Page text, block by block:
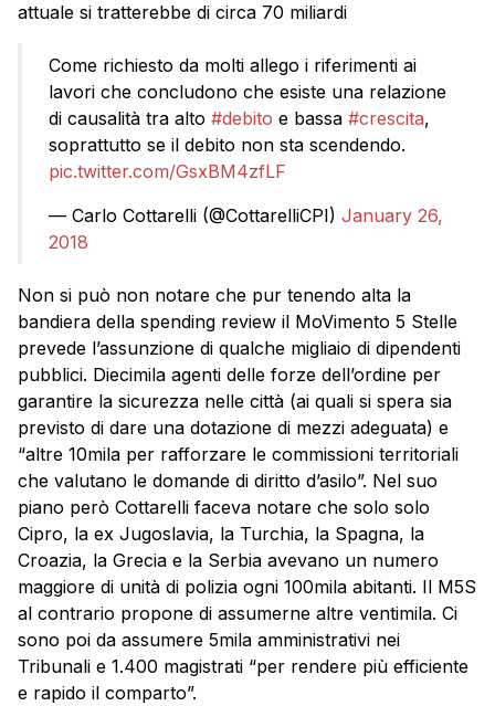
attuale si tratterebbe di circa 70 miliardi
Come richiesto da molti allego i riferimenti ai
lavori che concludono che esiste una relazione
di causalità tra alto #debito e bassa #crescita,
soprattutto se il debito non sta scendendo.
pic.twitter.com/GsxBM4zfLF
— Carlo Cottarelli (@CottarelliCPI) January 26,
2018
Non si può non notare che pur tenendo alta la
bandiera della spending review il MoVimento 5 Stelle
prevede l’assunzione di qualche migliaio di dipendenti
pubblici. Diecimila agenti delle forze dell’ordine per
garantire la sicurezza nelle città (ai quali si spera sia
previsto di dare una dotazione di mezzi adeguata) e
“altre 10mila per rafforzare le commissioni territoriali
che valutano le domande di diritto d’asilo”. Nel suo
piano però Cottarelli faceva notare che solo solo
Cipro, la ex Jugoslavia, la Turchia, la Spagna, la
Croazia, la Grecia e la Serbia avevano un numero
maggiore di unità di polizia ogni 100mila abitanti. Il M5S
al contrario propone di assumerne altre ventimila. Ci
sono poi da assumere 5mila amministrativi nei
Tribunali e 1.400 magistrati “per rendere più efficiente
e rapido il comparto”.